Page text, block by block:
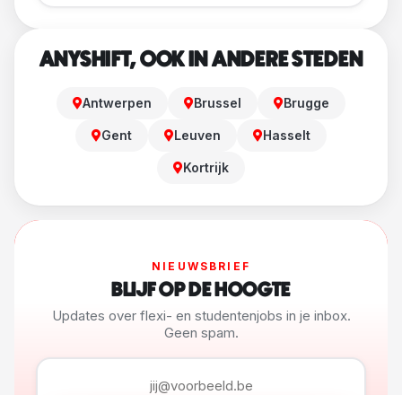
ANYSHIFT, OOK IN ANDERE STEDEN
Antwerpen Brussel Brugge
Gent Leuven Hasselt
Kortrijk
NIEUWSBRIEF
BLIJF OP DE HOOGTE
Updates over flexi- en studentenjobs in je inbox.
Geen spam.